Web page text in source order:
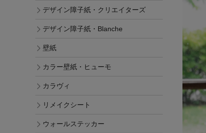
デザイン障子紙・クリエイターズ
デザイン障子紙・Blanche
壁紙
カラー壁紙・ヒューモ
カラヴィ
リメイクシート
ウォールステッカー